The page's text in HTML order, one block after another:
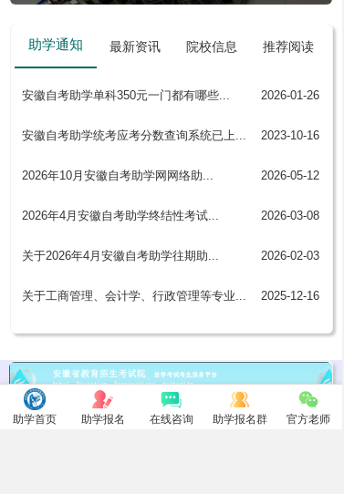
助学通知 最新资讯 院校信息 推荐阅读
安徽自考助学单科350元一门都有哪些... 2026-01-26
助学注册主要是给考生注册助学信息和开通助学课程，注册和
课程成功之后，会由报名老师或者班主任私发信息告知考生
安徽自考助学统考应考分数查询系统已上... 2023-10-16
安徽自考助学统考应考分数查询系统已正式上线，考生可以根
据自己获得的助学分数，通过该系统查询统考应考多少分
2026年10月安徽自考助学网网络助... 2026-05-12
统考报名期间，新生指无合肥市准考证考生以及首次参加自学
考试的考生登录安徽自考助学考核平台登录系统httpzk...
2026年4月安徽自考助学终结性考试... 2026-03-08
3.考核结束后，登录网上学习平台可查询终结性考核成绩，终
结性考核必须考合格取终结性考核成绩的40%计入助学考...
关于2026年4月安徽自考助学往期助... 2026-02-03
往期助学成绩是指本考期之前参加了助学拿到了助学分，但是
统考笔试挂科，这种情况下之前拿到的助学分，是可以继续
关于工商管理、会计学、行政管理等专业... 2025-12-16
助学首页 助学报名 在线咨询 助学报名群 官方老师